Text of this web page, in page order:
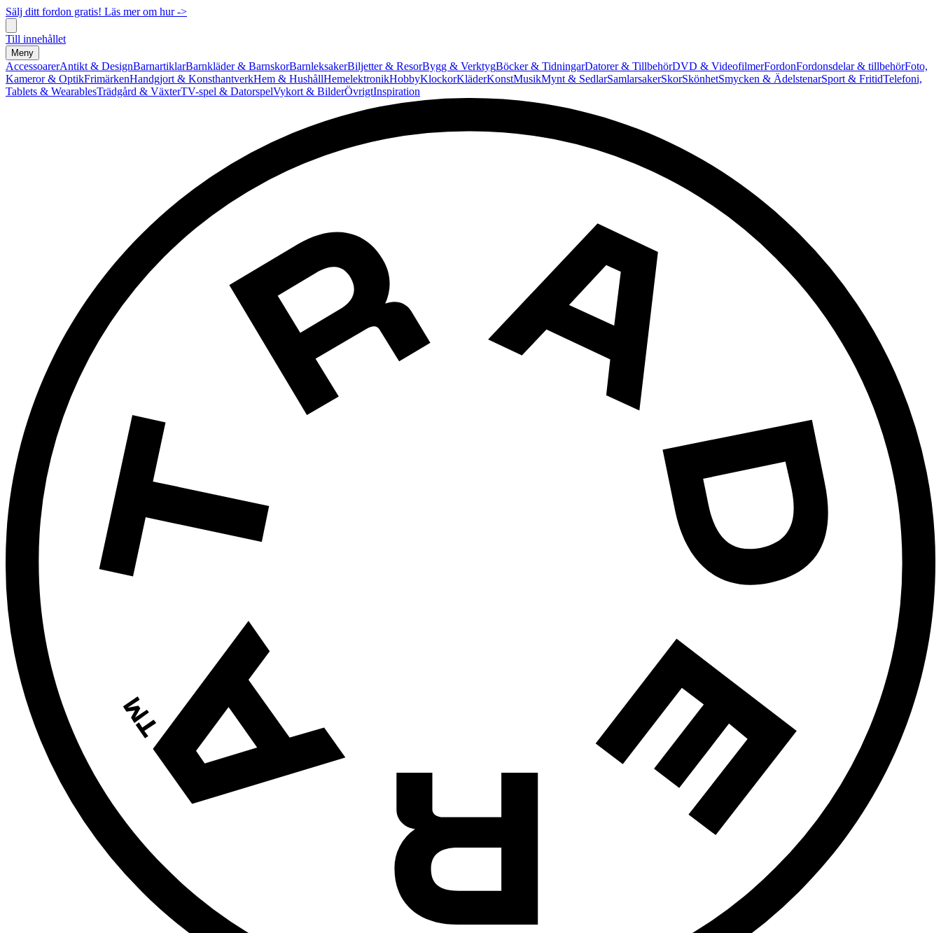
Sälj ditt fordon gratis! Läs mer om hur ->
Till innehållet
Meny
AccessoarerAntikt & DesignBarnartiklarBarnkläder & BarnskorBarnleksakerBiljetter & ResorBygg & VerktygBöcker & TidningarDatorer & TillbehörDVD & VideofilmerFordonFordonsdelar & tillbehörFoto,
Kameror & OptikFrimärkenHandgjort & KonsthantverkHem & HushållHemelektronikHobbyKlockorKläderKonstMusikMynt & SedlarSamlarsakerSkorSkönhetSmycken & ÄdelstenarSport & FritidTelefoni,
Tablets & WearablesTrädgård & VäxterTV-spel & DatorspelVykort & BilderÖvrigtInspiration